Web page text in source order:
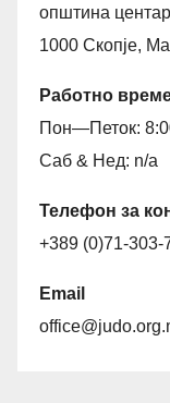
општина
1000 Скопје,
Работно
Пон—Петок:
Саб & Нед: n/a
Телефон за
+389 (0)71-303-
Email